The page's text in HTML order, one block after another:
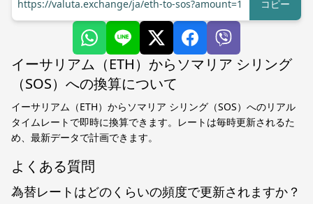
https://valuta.exchange/ja/eth-to-sos?amount=1
コピー
イーサリアム（ETH）からソマリア シリング
（SOS）への換算について
イーサリアム（ETH）からソマリア シリング（SOS）へのリアル
タイムレートで即時に換算できます。レートは毎時更新されるた
め、最新データで計画できます。
よくある質問
為替レートはどのくらいの頻度で更新されますか？